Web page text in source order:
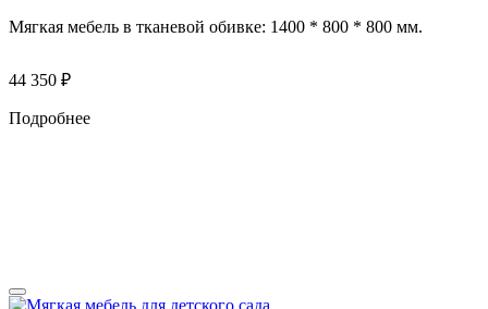
Мягкая мебель в тканевой обивке: 1400 * 800 * 800 мм.
44 350 ₽
Подробнее